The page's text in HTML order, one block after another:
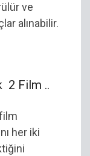
ve
alınabilir.
2 Film ..
her iki